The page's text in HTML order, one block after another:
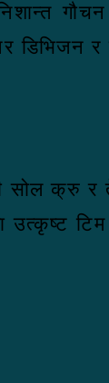
र
सोल
उत्कृष्ट